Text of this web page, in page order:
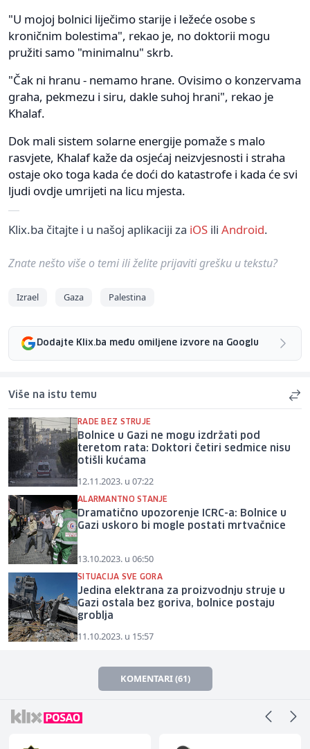
"U mojoj bolnici liječimo starije i ležeće osobe s
kroničnim bolestima", rekao je, no doktorii mogu
pružiti samo "minimalnu" skrb.
"Čak ni hranu - nemamo hrane. Ovisimo o konzervama
graha, pekmezu i siru, dakle suhoj hrani", rekao je
Khalaf.
Dok mali sistem solarne energije pomaže s malo
rasvjete, Khalaf kaže da osjećaj neizvjesnosti i straha
ostaje oko toga kada će doći do katastrofe i kada će svi
ljudi ovdje umrijeti na licu mjesta.
Klix.ba čitajte i u našoj aplikaciji za iOS ili Android.
Znate nešto više o temi ili želite prijaviti grešku u tekstu?
Izrael Gaza Palestina
Dodajte Klix.ba među omiljene izvore na Googlu
Više na istu temu
RADE BEZ STRUJE
Bolnice u Gazi ne mogu izdržati pod
teretom rata: Doktori četiri sedmice nisu
otišli kućama
12.11.2023. u 07:22
ALARMANTNO STANJE
Dramatično upozorenje ICRC-a: Bolnice u
Gazi uskoro bi mogle postati mrtvačnice
13.10.2023. u 06:50
SITUACIJA SVE GORA
Jedina elektrana za proizvodnju struje u
Gazi ostala bez goriva, bolnice postaju
groblja
11.10.2023. u 15:57
KOMENTARI (61)